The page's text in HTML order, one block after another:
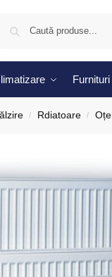
Furnituri
/ Rdiatoare / Oțel